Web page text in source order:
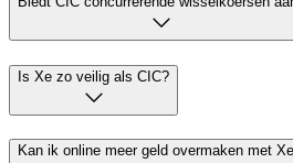
Is Xe zo veilig als CIC?
Kan ik online meer geld overmaken met